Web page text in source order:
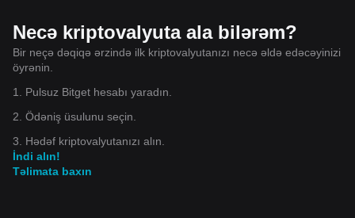
Necə kriptovalyuta ala bilərəm?
Bir neçə dəqiqə ərzində ilk kriptovalyutanızı necə əldə edəcəyinizi
öyrənin.
1. Pulsuz Bitget hesabı yaradın.
2. Ödəniş üsulunu seçin.
3. Hədəf kriptovalyutanızı alın.
İndi alın!
Təlimata baxın